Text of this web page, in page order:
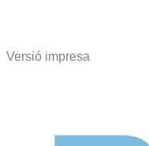
Versió impresa